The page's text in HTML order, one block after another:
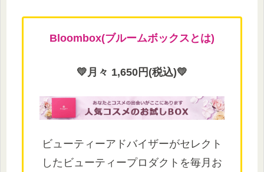
Bloombox(ブルームボックスとは)
💛月々 1,650 円(税込)💛
ビューティーアドバイザーがセレクト
したビューティープロダクトを毎月お